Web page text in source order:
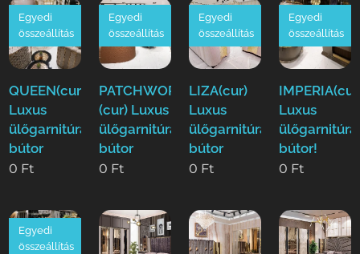
QUEEN(cur)
Luxus
ülőgarnitúra
bútor
Egyedi
összeállítás
0 Ft
PATCHWORK
(cur) Luxus
ülőgarnitúra
bútor
Egyedi
összeállítás
0 Ft
LIZA(cur)
Luxus
ülőgarnitúra
bútor
Egyedi
összeállítás
0 Ft
Luxus
ülőgarnitúra
bútor!
Egyedi
összeállítás
0 Ft
Egyedi
összeállítás